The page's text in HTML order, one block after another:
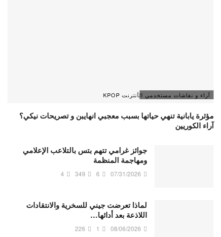
آراء و نقاشات مستخدمي الأنترنت KPOP
مؤثرة يابانية تنهي حياتها بسبب معجبي انهايبن و تصريحات نيكي؟
آراء الكوريين
جوائز غرامي تتهم بتس بالتلاعب الإعلامي
ومهاجمة المنظمة
07/31/2026
6
349
4
لماذا تعرضت جيني للسخرية والانتقادات
اللاذعة بعد أدائها…
08/06/2026
1
226